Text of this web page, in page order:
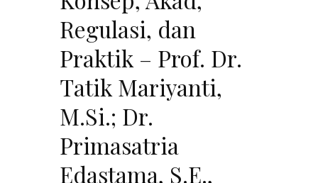
Regulasi, dan
Praktik – Prof. Dr.
Tatik Mariyanti,
M.Si.; Dr.
Primasatria
Edastama, S.E.,